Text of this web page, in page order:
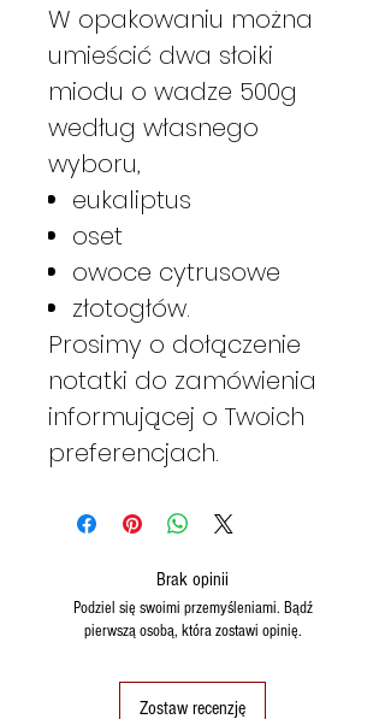
W opakowaniu można
umieścić dwa słoiki
miodu o wadze 500g
według własnego
wyboru,
eukaliptus
oset
owoce cytrusowe
złotogłów.
Prosimy o dołączenie
notatki do zamówienia
informującej o Twoich
preferencjach.
Brak opinii
Podziel się swoimi przemyśleniami. Bądź
pierwszą osobą, która zostawi opinię.
Zostaw recenzję